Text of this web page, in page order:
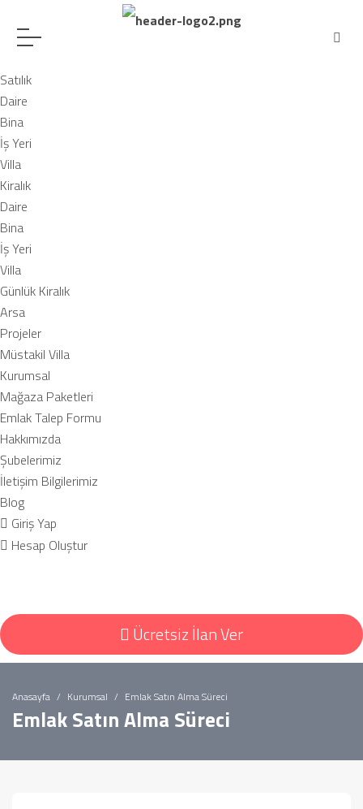
Satılık
Daire
Bina
İş Yeri
Villa
Kiralık
Daire
Bina
İş Yeri
Villa
Günlük Kiralık
Arsa
Projeler
Müstakil Villa
Kurumsal
Mağaza Paketleri
Emlak Talep Formu
Hakkımızda
Şubelerimiz
İletişim Bilgilerimiz
Blog
Giriş Yap
Hesap Oluştur
Ücretsiz İlan Ver
Anasayfa Kurumsal Emlak Satın Alma Süreci
Emlak Satın Alma Süreci